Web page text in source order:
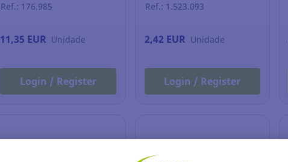
Ref.: 176.985
11,35 EUR Unidade
Login / Register
Ref.: 1.523.093
2,42 EUR Unidade
Login / Register